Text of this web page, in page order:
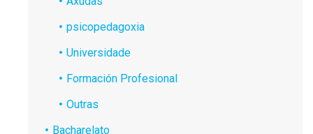
psicopedagoxia
Universidade
Formación Profesional
Outras
Bacharelato